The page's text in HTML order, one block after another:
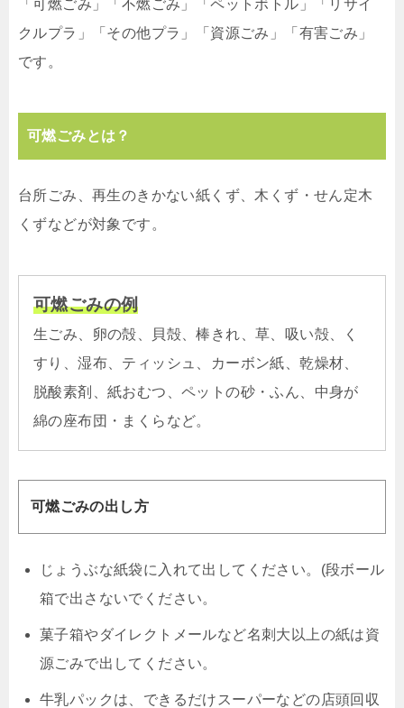
「可燃ごみ」「不燃ごみ」「ペットボトル」「リサイ
クルプラ」「その他プラ」「資源ごみ」「有害ごみ」
です。
可燃ごみとは？
台所ごみ、再生のきかない紙くず、木くず・せん定木
くずなどが対象です。
可燃ごみの例
生ごみ、卵の殻、貝殻、棒きれ、草、吸い殻、く
すり、湿布、ティッシュ、カーボン紙、乾燥材、
脱酸素剤、紙おむつ、ペットの砂・ふん、中身が
綿の座布団・まくらなど。
可燃ごみの出し方
じょうぶな紙袋に入れて出してください。(段ボール
箱で出さないでください。
菓子箱やダイレクトメールなど名刺大以上の紙は資
源ごみで出してください。
牛乳パックは、できるだけスーパーなどの店頭回収